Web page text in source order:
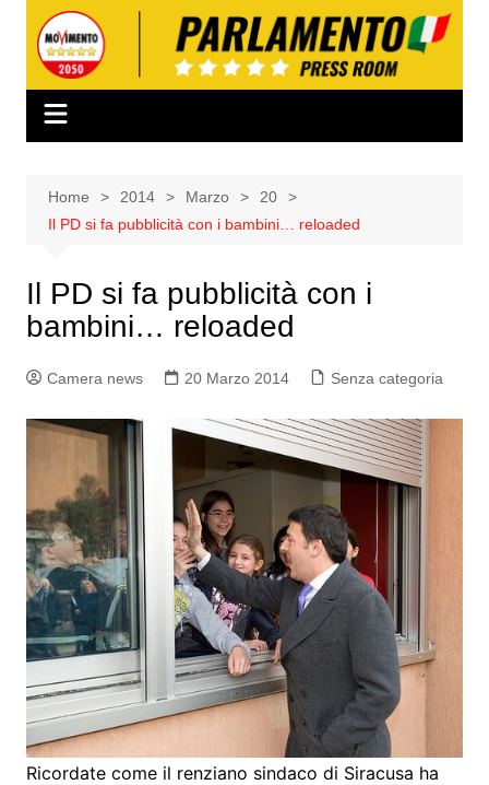
contenuto
Home 2014 Marzo
20
Il PD si fa pubblicità con i bambini… reloaded
Il PD si fa pubblicità con i
bambini… reloaded
Camera news 20 Marzo 2014 Senza categoria
Ricordate come il renziano sindaco di Siracusa ha